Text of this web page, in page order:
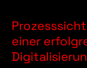
einer